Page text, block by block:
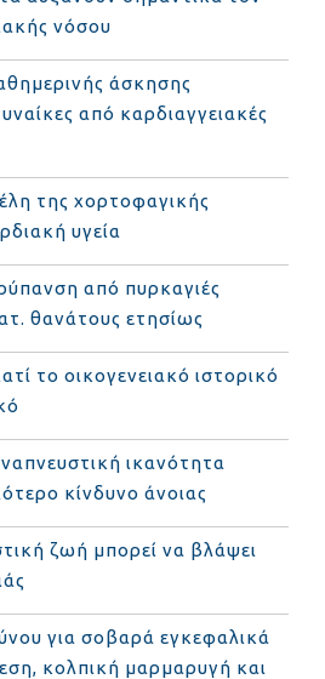
νόσου
άσκησης
από καρδιαγγειακές
της χορτοφαγικής
υγεία
από πυρκαγιές
θανάτους ετησίως
το οικογενειακό ιστορικό
ικανότητα
κίνδυνο άνοιας
ζωή μπορεί να βλάψει
για σοβαρά εγκεφαλικά
κολπική μαρμαρυγή και